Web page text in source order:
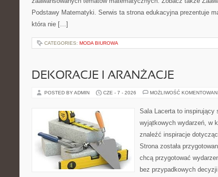
Podstawy Matematyki. Serwis ta strona edukacyjna prezentuje
która nie […]
CATEGORIES: MODA BIUROWA
DEKORACJE I ARANŻACJE
POSTED BY ADMIN CZE - 7 - 2026 MOŻLIWOŚĆ
Sala Lacerta to inspirujący
wyjątkowych wydarzeń, w
znaleźć inspiracje
Strona została
chcą przygotować
bez przypadkowych